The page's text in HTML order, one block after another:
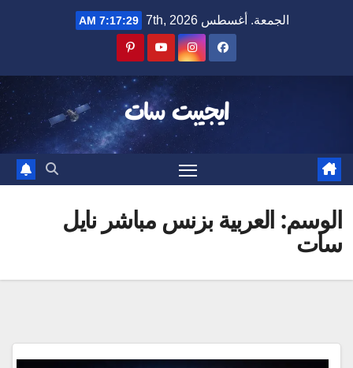
الجمعة. أغسطس 7th, 2026 7:17:29 AM
ايجيبت سات
الوسم:العربية بزنس مباشر نايل
سات